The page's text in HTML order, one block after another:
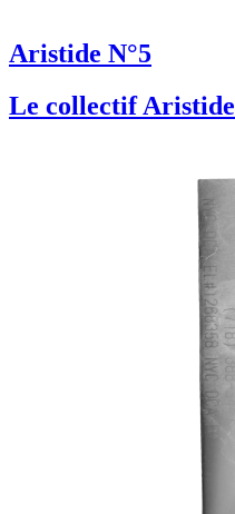
Aristide N°5
Le collectif Aristide